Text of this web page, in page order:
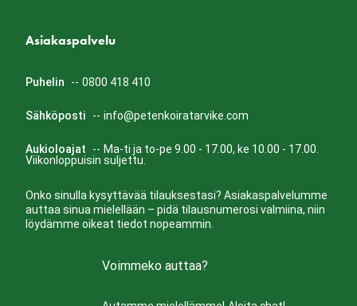
Asiakaspalvelu
Puhelin -- 0800 418 410
Sähköposti -- info@petenkoiratarvike.com
Aukioloajat -- Ma-ti ja to-pe 9.00 - 17.00, ke 10.00 - 17.00.
Viikonloppuisin suljettu.
Onko sinulla kysyttävää tilauksestasi? Asiakaspalvelumme
auttaa sinua mielellään – pidä tilausnumerosi valmiina, niin
löydämme oikeat tiedot nopeammin.
Voimmeko auttaa?